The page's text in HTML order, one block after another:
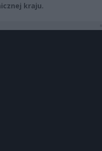
kraju.